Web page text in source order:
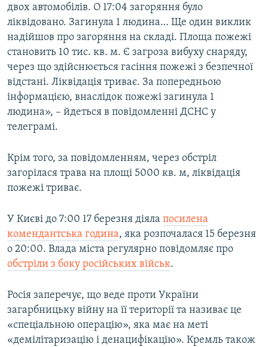
двох автомобілів. О 17:04 загоряння було
ліквідовано. Загинула 1 людина… Ще один виклик
надійшов про загоряння на складі. Площа пожежі
становить 10 тис. кв. м. Є загроза вибуху снаряду,
через що здійснюється гасіння пожежі з безпечної
відстані. Ліквідація триває. За попередньою
інформацією, внаслідок пожежі загинула 1
людина», – йдеться в повідомленні ДСНС у
телеграмі.
Крім того, за повідомленням, через обстріл
загорілася трава на площі 5000 кв. м, ліквідація
пожежі триває.
У Києві до 7:00 17 березня діяла посилена
комендантська година, яка розпочалася 15 березня
о 20:00. Влада міста регулярно повідомляє про
обстріли з боку російських військ.
Росія заперечує, що веде проти України
загарбницьку війну на її території та називає це
«спеціальною операцію», яка має на меті
«демілітаризацію і денацифікацію». Кремль також